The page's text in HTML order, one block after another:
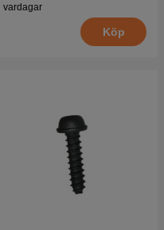
vardagar
Köp